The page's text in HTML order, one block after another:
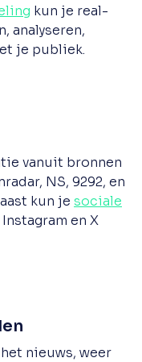
kun je real-
analyseren,
je publiek.
vanuit bronnen
NS, 9292, en
kun je sociale
en X
nieuws, weer